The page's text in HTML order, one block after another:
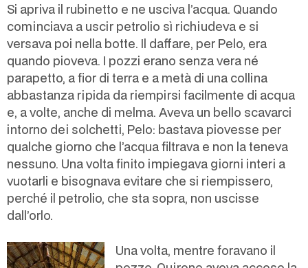
Si apriva il rubinetto e ne usciva l’acqua. Quando
cominciava a uscir petrolio sì richiudeva e si
versava poi nella botte. Il daffare, per Pelo, era
quando pioveva. I pozzi erano senza vera né
parapetto, a fior di terra e a metà di una collina
abbastanza ripida da riempirsi facilmente di acqua
e, a volte, anche di melma. Aveva un bello scavarci
intorno dei solchetti, Pelo: bastava piovesse per
qualche giorno che l’acqua filtrava e non la teneva
nessuno. Una volta finito impiegava giorni interi a
vuotarli e bisognava evitare che si riempissero,
perché il petrolio, che sta sopra, non uscisse
dall’orlo.
Una volta, mentre foravano il